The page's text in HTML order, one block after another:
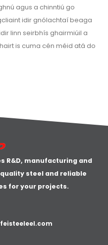
agus a chinntiú go
idir gnólachtaí beaga
linn seirbhís ghairmiúil a
is cuma cén méid atá do
R&D, manufacturing and
steel and reliable
for your projects.